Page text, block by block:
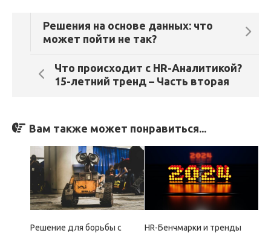
Решения на основе данных: что
может пойти не так?
Что происходит с HR-Аналитикой?
15-летний тренд – Часть вторая
Вам также может понравиться...
Решение для борьбы с
HR-Бенчмарки и тренды